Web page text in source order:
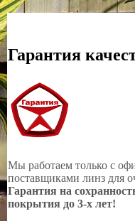
Гарантия
Мы работаем только с
поставщиками линз для
Гарантия на
покрытия до 3-х лет!